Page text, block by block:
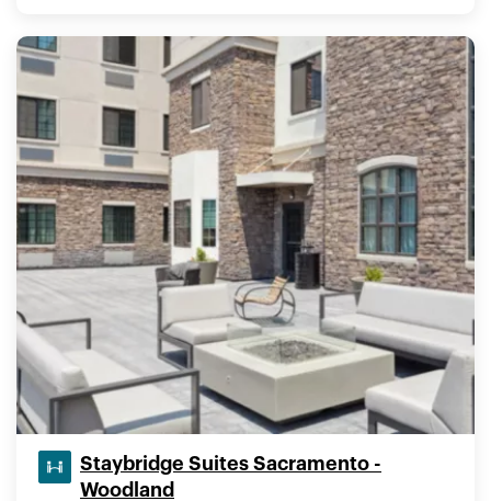
Staybridge Suites Sacramento -
Woodland